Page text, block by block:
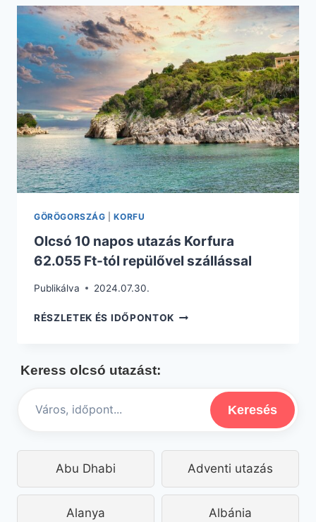
FT-
TÓL
REPÜLŐVEL
SZÁLLÁSSAL
ÉS
REGGELIVEL
GÖRÖGORSZÁG |KORFU
Olcsó 10 napos utazás Korfura
62.055 Ft-tól repülővel szállással
Publikálva 2024.07.30.
RÉSZLETEK ÉS IDŐPONTOK OLCSÓ
SZÁLLÁSSAL
Keress olcsó utazást:
Keresés
Abu Dhabi Adventi utazás
Alanya Albánia